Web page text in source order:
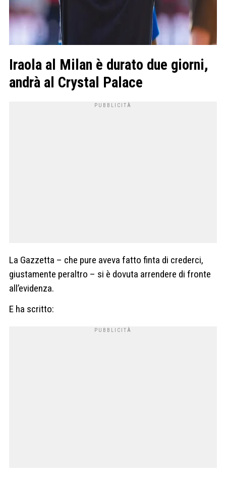
Iraola al Milan è durato due giorni,
andrà al Crystal Palace
La Gazzetta – che pure aveva fatto finta di crederci,
giustamente peraltro – si è dovuta arrendere di fronte
all’evidenza.
E ha scritto: